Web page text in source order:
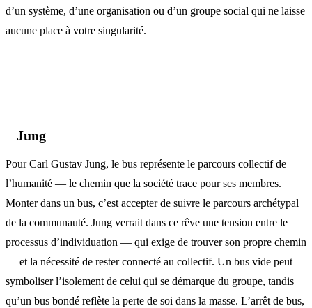
d’un système, d’une organisation ou d’un groupe social qui ne laisse
aucune place à votre singularité.
Jung
Pour Carl Gustav Jung, le bus représente le parcours collectif de
l’humanité — le chemin que la société trace pour ses membres.
Monter dans un bus, c’est accepter de suivre le parcours archétypal
de la communauté. Jung verrait dans ce rêve une tension entre le
processus d’individuation — qui exige de trouver son propre chemin
— et la nécessité de rester connecté au collectif. Un bus vide peut
symboliser l’isolement de celui qui se démarque du groupe, tandis
qu’un bus bondé reflète la perte de soi dans la masse. L’arrêt de bus,